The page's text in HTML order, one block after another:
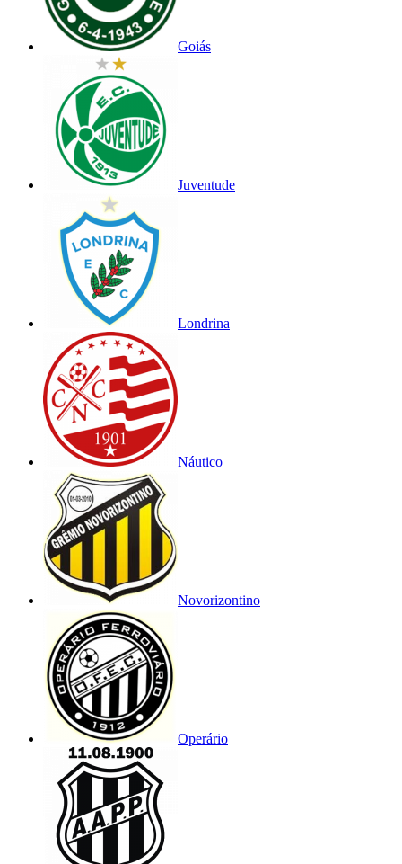
Goiás
Juventude
Londrina
Náutico
Novorizontino
Operário